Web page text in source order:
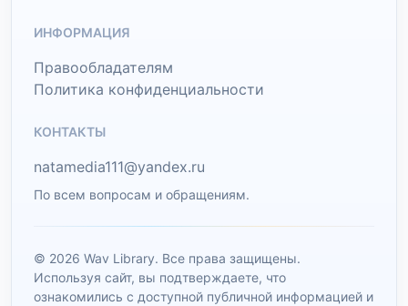
ИНФОРМАЦИЯ
Правообладателям
Политика конфиденциальности
КОНТАКТЫ
natamedia111@yandex.ru
По всем вопросам и обращениям.
© 2026 Wav Library. Все права защищены.
Используя сайт, вы подтверждаете, что
ознакомились с доступной публичной информацией и